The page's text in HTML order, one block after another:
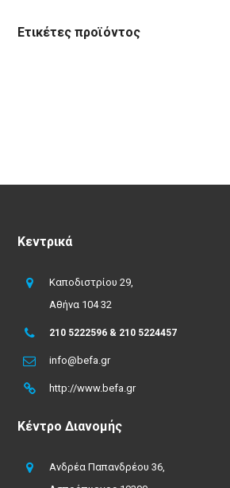
Ετικέτες προϊόντος
Κεντρικά
Καποδιστρίου 29,
Αθήνα 104 32
210 5222596 & 210 5224457
info@befa.gr
http://www.befa.gr
Κέντρο Διανομής
Ανδρέα Παπανδρέου 36,